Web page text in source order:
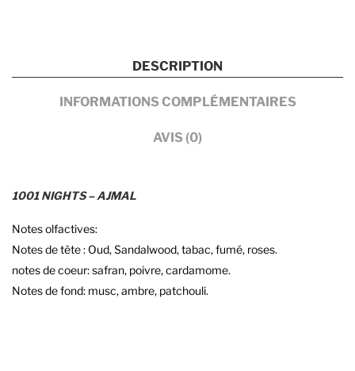
DESCRIPTION
INFORMATIONS COMPLÉMENTAIRES
AVIS (0)
1001 NIGHTS – AJMAL
Notes olfactives:
Notes de tête : Oud, Sandalwood, tabac, fumé, roses.
notes de coeur: safran, poivre, cardamome.
Notes de fond: musc, ambre, patchouli.